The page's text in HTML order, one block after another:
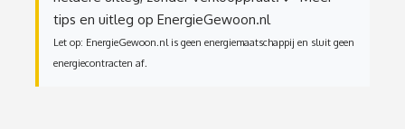
tips en uitleg op EnergieGewoon.nl
Let op: EnergieGewoon.nl is geen energiemaatschappij en sluit geen
energiecontracten af.